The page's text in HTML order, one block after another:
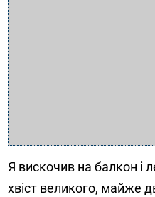
Я вискочив на балкон і
хвіст великого, майже